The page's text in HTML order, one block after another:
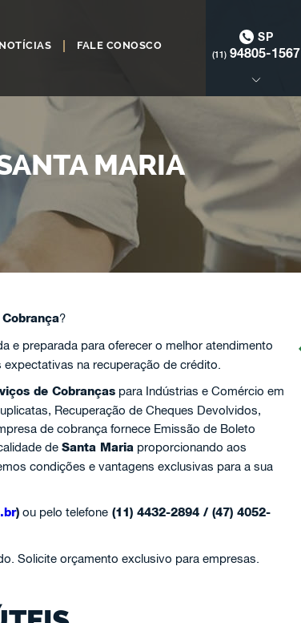
NOTÍCIAS FALE CONOSCO
SP
(11) 94805-1567
MARIA
?
e preparada para oferecer o melhor atendimento
na recuperação de crédito.
de Cobrançaspara Indústrias e Comércio em
Recuperação de Cheques Devolvidos,
de cobrança fornece Emissão de Boleto
de Santa Maria proporcionando aos
condições e vantagens exclusivas para a sua
)ou pelo telefone(11) 4432-2894 / (47) 4052-
Solicite orçamento exclusivo para empresas.